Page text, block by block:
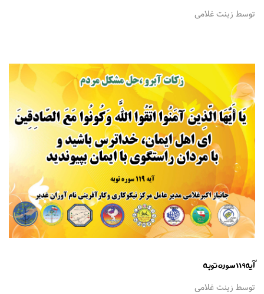
توسط زینت غلامی
آیه 119 سوره توبه
توسط زینت غلامی